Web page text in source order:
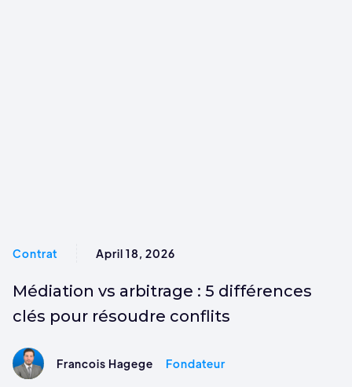
Contrat April 18, 2026
Médiation vs arbitrage : 5 différences
clés pour résoudre conflits
Francois Hagege Fondateur